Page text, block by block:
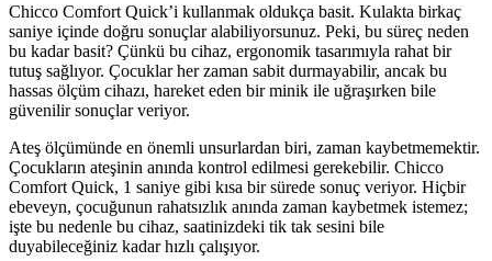
Chicco Comfort Quick’i kullanmak oldukça basit. Kulakta birkaç
saniye içinde doğru sonuçlar alabiliyorsunuz. Peki, bu süreç neden
bu kadar basit? Çünkü bu cihaz, ergonomik tasarımıyla rahat bir
tutuş sağlıyor. Çocuklar her zaman sabit durmayabilir, ancak bu
hassas ölçüm cihazı, hareket eden bir minik ile uğraşırken bile
güvenilir sonuçlar veriyor.
Ateş ölçümünde en önemli unsurlardan biri, zaman kaybetmemektir.
Çocukların ateşinin anında kontrol edilmesi gerekebilir. Chicco
Comfort Quick, 1 saniye gibi kısa bir sürede sonuç veriyor. Hiçbir
ebeveyn, çocuğunun rahatsızlık anında zaman kaybetmek istemez;
işte bu nedenle bu cihaz, saatinizdeki tik tak sesini bile
duyabileceğiniz kadar hızlı çalışıyor.